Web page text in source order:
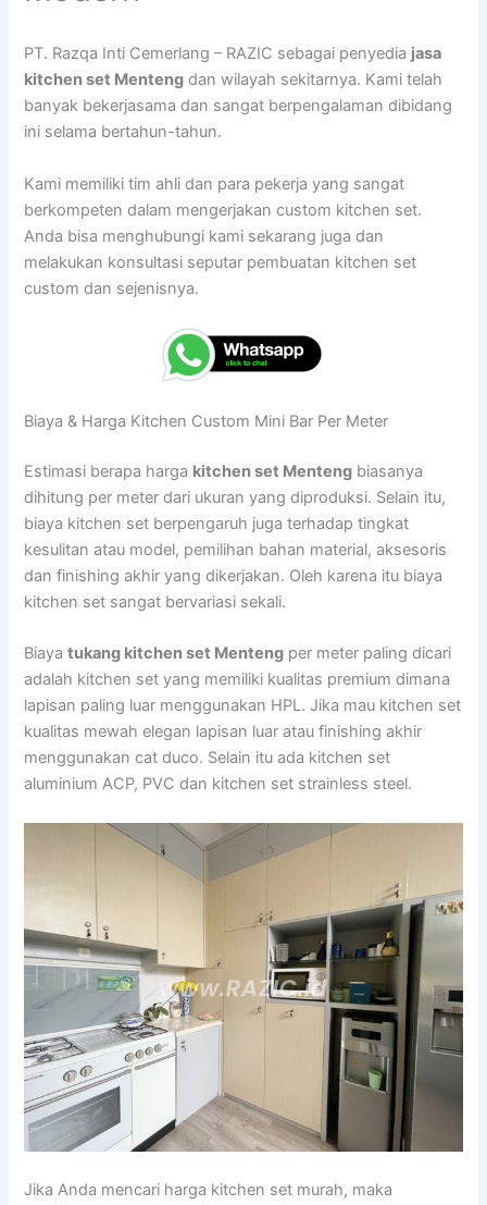
PT. Razqa Inti Cemerlang – RAZIC sebagai penyedia jasa
kitchen set Menteng dan wilayah sekitarnya. Kami telah
banyak bekerjasama dan sangat berpengalaman dibidang
ini selama bertahun-tahun.
Kami memiliki tim ahli dan para pekerja yang sangat
berkompeten dalam mengerjakan custom kitchen set.
Anda bisa menghubungi kami sekarang juga dan
melakukan konsultasi seputar pembuatan kitchen set
custom dan sejenisnya.
Biaya & Harga Kitchen Custom Mini Bar Per Meter
Estimasi berapa harga kitchen set Menteng biasanya
dihitung per meter dari ukuran yang diproduksi. Selain itu,
biaya kitchen set berpengaruh juga terhadap tingkat
kesulitan atau model, pemilihan bahan material, aksesoris
dan finishing akhir yang dikerjakan. Oleh karena itu biaya
kitchen set sangat bervariasi sekali.
Biayatukang kitchen set Menteng per meter paling dicari
adalah kitchen set yang memiliki kualitas premium dimana
lapisan paling luar menggunakan HPL. Jika mau kitchen set
kualitas mewah elegan lapisan luar atau finishing akhir
menggunakan cat duco. Selain itu ada kitchen set
aluminium ACP, PVC dan kitchen set strainless steel.
Jika Anda mencari harga kitchen set murah, maka